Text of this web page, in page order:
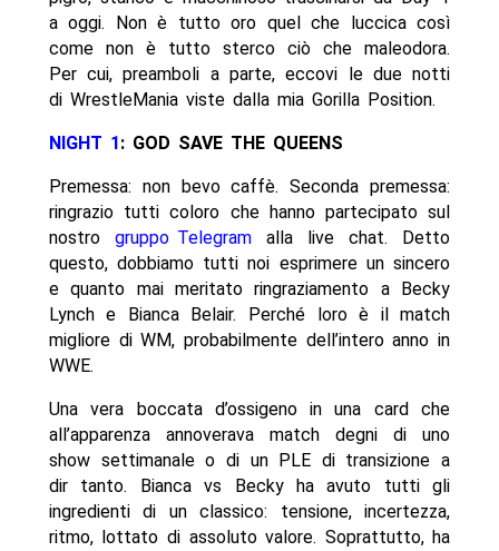
a oggi. Non è tutto oro quel che luccica così
come non è tutto sterco ciò che maleodora.
Per cui, preamboli a parte, eccovi le due notti
di WrestleMania viste dalla mia Gorilla Position.
NIGHT 1 : GOD SAVE THE QUEENS
Premessa: non bevo caffè. Seconda premessa:
ringrazio tutti coloro che hanno partecipato sul
nostro gruppo Telegramalla live chat. Detto
questo, dobbiamo tutti noi esprimere un sincero
e quanto mai meritato ringraziamento a Becky
Lynch e Bianca Belair. Perché loro è il match
migliore di WM, probabilmente dell’intero anno in
WWE.
Una vera boccata d’ossigeno in una card che
all’apparenza annoverava match degni di uno
show settimanale o di un PLE di transizione a
dir tanto. Bianca vs Becky ha avuto tutti gli
ingredienti di un classico: tensione, incertezza,
ritmo, lottato di assoluto valore. Soprattutto, ha